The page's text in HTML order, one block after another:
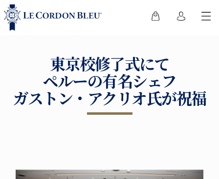
東京校修了式にて
ペルーの有名シェフ
ガストン・アクリオ氏が祝福